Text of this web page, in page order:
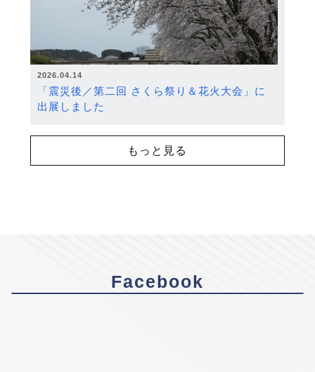
2026.04.14
「震災後／第二回 さくら祭り＆花火大会」に
出展しました
もっと見る
Facebook